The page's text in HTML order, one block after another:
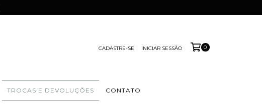
CADASTRE-SE INICIAR SESSÃO 0
TROCAS E DEVOLUÇÕES CONTATO